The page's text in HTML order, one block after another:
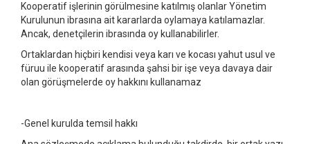
Kooperatif işlerinin görülmesine katılmış olanlar Yönetim
Kurulunun ibrasına ait kararlarda oylamaya katılamazlar.
Ancak, denetçilerin ibrasında oy kullanabilirler.
Ortaklardan hiçbiri kendisi veya karı ve kocası yahut usul ve
füruu ile kooperatif arasında şahsi bir işe veya davaya dair
olan görüşmelerde oy hakkını kullanamaz
-Genel kurulda temsil hakkı